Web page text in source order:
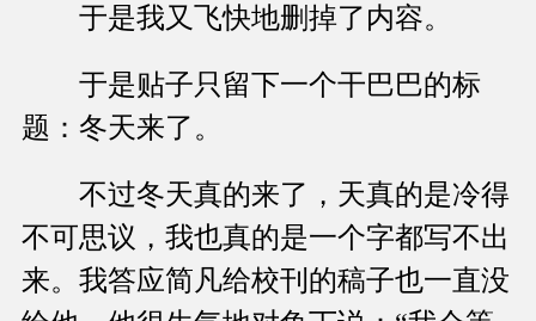
于是我又飞快地删掉了内容。
于是贴子只留下一个干巴巴的标
题：冬天来了。
不过冬天真的来了，天真的是冷得
不可思议，我也真的是一个字都写不出
来。我答应简凡给校刊的稿子也一直没